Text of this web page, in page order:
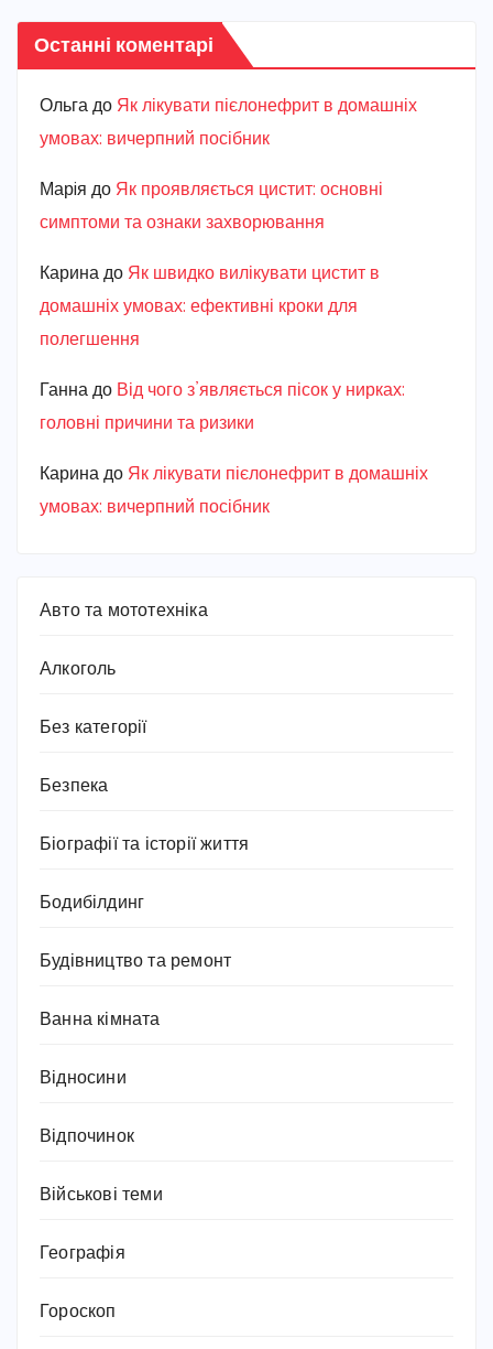
Останні коментарі
Ольга до Як лікувати пієлонефрит в домашніх
умовах: вичерпний посібник
Марiя до Як проявляється цистит: основні
симптоми та ознаки захворювання
Карина до Як швидко вилікувати цистит в
домашніх умовах: ефективні кроки для
полегшення
Ганна до Від чого з’являється пісок у нирках:
головні причини та ризики
Карина до Як лікувати пієлонефрит в домашніх
умовах: вичерпний посібник
Авто та мототехніка
Алкоголь
Без категорії
Безпека
Біографії та історії життя
Бодибілдинг
Будівництво та ремонт
Ванна кімната
Відносини
Відпочинок
Військові теми
Географія
Гороскоп